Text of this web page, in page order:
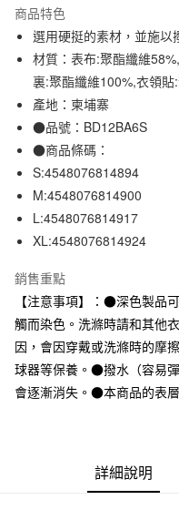
信用卡分期付款
3 期 0 利率 每期
合作金庫商業銀行
華南商業銀行
上海商業儲蓄銀行
臺灣中小企業銀行
匯豐（台灣）商業銀行
聯邦商業銀行
元大商業銀行
玉山商業銀行
台灣樂天信用卡公司
超商取貨付款
LINE Pay
Apple Pay
街口支付
悠遊付
全家取貨付款
每筆NT$65，滿NT$1,000(
付款後全家取貨
每筆NT$65，滿NT$1,000(
付款後7-11取貨
每筆NT$65，滿NT$1,000(
商品特色
選用硬挺的素材，並施以
材質：表布:聚酯纖維
裏:聚酯纖維100%,衣領
產地：柬埔寨
●品號：BD12BA6S
●商品條碼：
S:4548076814894
M:4548076814900
L:4548076814917
XL:4548076814924
銷售重點
【注意事項】：●深色製品
觸而染色。洗滌時請和其他
因，會因穿戴或洗滌時的摩
球器等保養。●撥水（容易
會逐漸消失。●本商品的表
詳細說明